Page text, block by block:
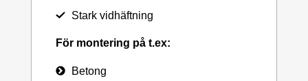
Stark vidhäftning
För montering på t.ex:
Betong